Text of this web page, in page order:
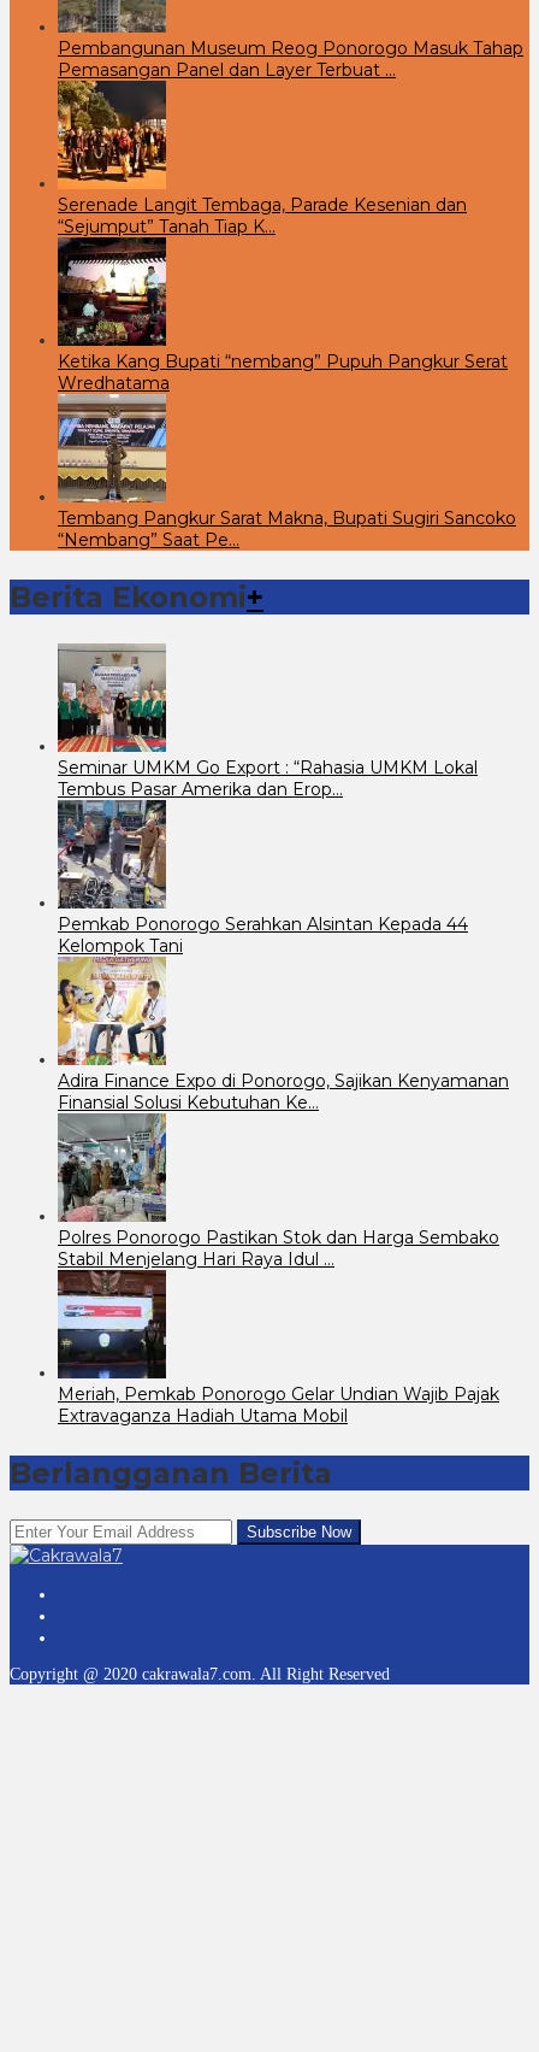
Pembangunan Museum Reog Ponorogo Masuk Tahap
Pemasangan Panel dan Layer Terbuat …
Serenade Langit Tembaga, Parade Kesenian dan
“Sejumput” Tanah Tiap K…
Ketika Kang Bupati “nembang” Pupuh Pangkur Serat
Wredhatama
Tembang Pangkur Sarat Makna, Bupati Sugiri Sancoko
“Nembang” Saat Pe…
Berita Ekonomi+
Seminar UMKM Go Export : “Rahasia UMKM Lokal
Tembus Pasar Amerika dan Erop…
Pemkab Ponorogo Serahkan Alsintan Kepada 44
Kelompok Tani
Adira Finance Expo di Ponorogo, Sajikan Kenyamanan
Finansial Solusi Kebutuhan Ke…
Polres Ponorogo Pastikan Stok dan Harga Sembako
Stabil Menjelang Hari Raya Idul …
Meriah, Pemkab Ponorogo Gelar Undian Wajib Pajak
Extravaganza Hadiah Utama Mobil
Berlangganan Berita
Copyright @ 2020 cakrawala7.com. All Right Reserved